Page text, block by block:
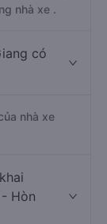
nhà xe .
có
nhà xe
Hòn